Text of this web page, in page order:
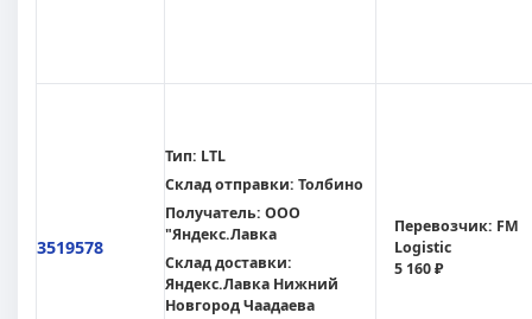
3519578
Тип: LTL
Склад отправки: Толбино
Получатель: ООО
"Яндекс.Лавка
Склад доставки:
Яндекс.Лавка Нижний
Новгород Чаадаева
Перевозчик: FM
Logistic
5 160 ₽